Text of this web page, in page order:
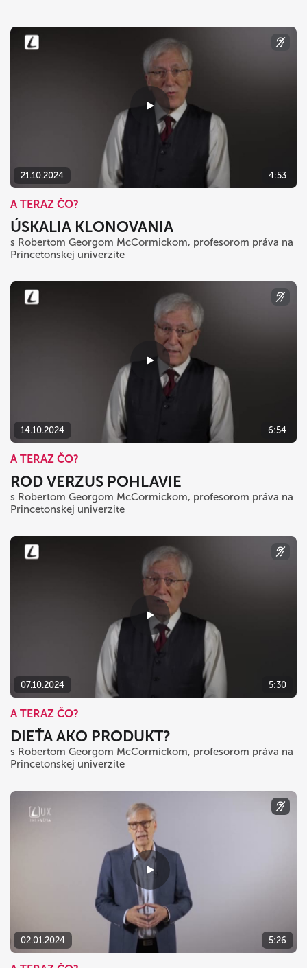
21.10.2024 4:53
A TERAZ ČO?
ÚSKALIA KLONOVANIA
s Robertom Georgom McCormickom, profesorom práva na
Princetonskej univerzite
14.10.2024 6:54
A TERAZ ČO?
ROD VERZUS POHLAVIE
s Robertom Georgom McCormickom, profesorom práva na
Princetonskej univerzite
07.10.2024 5:30
A TERAZ ČO?
DIEŤA AKO PRODUKT?
s Robertom Georgom McCormickom, profesorom práva na
Princetonskej univerzite
02.01.2024 5:26